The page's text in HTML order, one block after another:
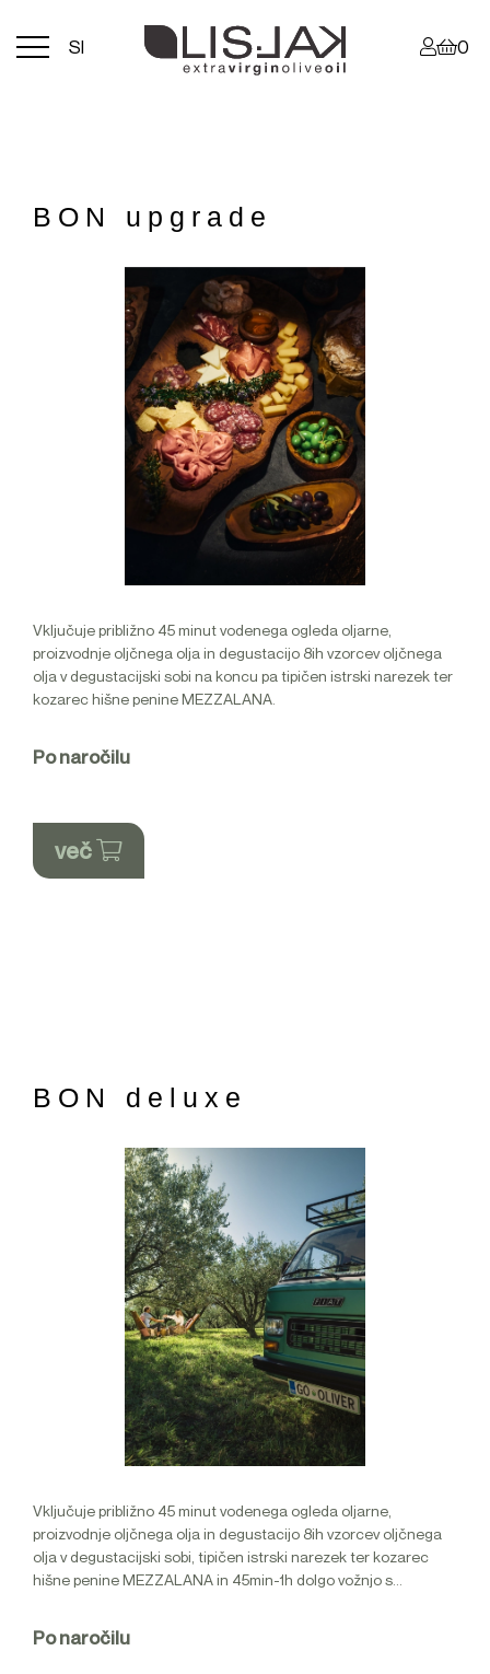
Menu
toggle
SI 0
BON upgrade
Vključuje približno 45 minut vodenega ogleda oljarne,
proizvodnje oljčnega olja in degustacijo 8ih vzorcev oljčnega
olja v degustacijski sobi na koncu pa tipičen istrski narezek ter
kozarec hišne penine MEZZALANA.
Po naročilu
več
BON deluxe
Vključuje približno 45 minut vodenega ogleda oljarne,
proizvodnje oljčnega olja in degustacijo 8ih vzorcev oljčnega
olja v degustacijski sobi, tipičen istrski narezek ter kozarec
hišne penine MEZZALANA in 45min-1h dolgo vožnjo s...
Po naročilu